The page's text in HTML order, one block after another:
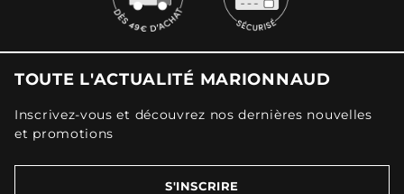
TOUTE L'ACTUALITÉ MARIONNAUD
Inscrivez-vous et découvrez nos dernières nouvelles
et promotions
S'INSCRIRE